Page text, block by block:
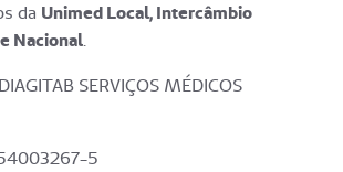
da Unimed Local, Intercâmbio
Nacional.
DIAGITAB SERVIÇOS MÉDICOS
5